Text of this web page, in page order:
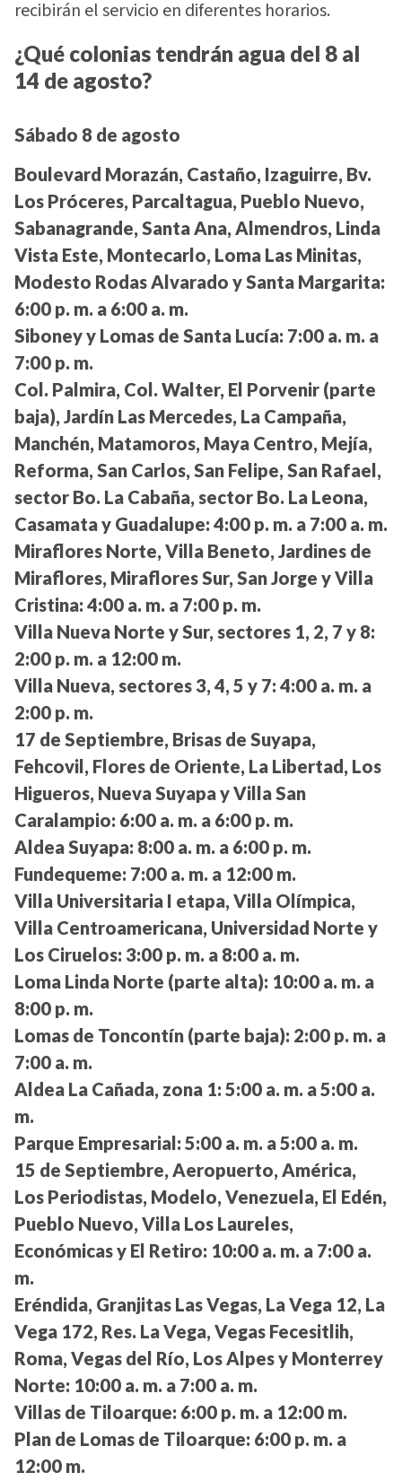
recibirán el servicio en diferentes horarios.
¿Qué colonias tendrán agua del 8 al
14 de agosto?
Sábado 8 de agosto
Boulevard Morazán, Castaño, Izaguirre, Bv.
Los Próceres, Parcaltagua, Pueblo Nuevo,
Sabanagrande, Santa Ana, Almendros, Linda
Vista Este, Montecarlo, Loma Las Minitas,
Modesto Rodas Alvarado y Santa Margarita:
6:00 p. m. a 6:00 a. m.
Siboney y Lomas de Santa Lucía: 7:00 a. m. a
7:00 p. m.
Col. Palmira, Col. Walter, El Porvenir (parte
baja), Jardín Las Mercedes, La Campaña,
Manchén, Matamoros, Maya Centro, Mejía,
Reforma, San Carlos, San Felipe, San Rafael,
sector Bo. La Cabaña, sector Bo. La Leona,
Casamata y Guadalupe: 4:00 p. m. a 7:00 a. m.
Miraflores Norte, Villa Beneto, Jardines de
Miraflores, Miraflores Sur, San Jorge y Villa
Cristina: 4:00 a. m. a 7:00 p. m.
Villa Nueva Norte y Sur, sectores 1, 2, 7 y 8:
2:00 p. m. a 12:00 m.
Villa Nueva, sectores 3, 4, 5 y 7: 4:00 a. m. a
2:00 p. m.
17 de Septiembre, Brisas de Suyapa,
Fehcovil, Flores de Oriente, La Libertad, Los
Higueros, Nueva Suyapa y Villa San
Caralampio: 6:00 a. m. a 6:00 p. m.
Aldea Suyapa: 8:00 a. m. a 6:00 p. m.
Fundequeme: 7:00 a. m. a 12:00 m.
Villa Universitaria I etapa, Villa Olímpica,
Villa Centroamericana, Universidad Norte y
Los Ciruelos: 3:00 p. m. a 8:00 a. m.
Loma Linda Norte (parte alta): 10:00 a. m. a
8:00 p. m.
Lomas de Toncontín (parte baja): 2:00 p. m. a
7:00 a. m.
Aldea La Cañada, zona 1: 5:00 a. m. a 5:00 a.
m.
Parque Empresarial: 5:00 a. m. a 5:00 a. m.
15 de Septiembre, Aeropuerto, América,
Los Periodistas, Modelo, Venezuela, El Edén,
Pueblo Nuevo, Villa Los Laureles,
Económicas y El Retiro: 10:00 a. m. a 7:00 a.
m.
Eréndida, Granjitas Las Vegas, La Vega 12, La
Vega 172, Res. La Vega, Vegas Fecesitlih,
Roma, Vegas del Río, Los Alpes y Monterrey
Norte: 10:00 a. m. a 7:00 a. m.
Villas de Tiloarque: 6:00 p. m. a 12:00 m.
Plan de Lomas de Tiloarque: 6:00 p. m. a
12:00 m.